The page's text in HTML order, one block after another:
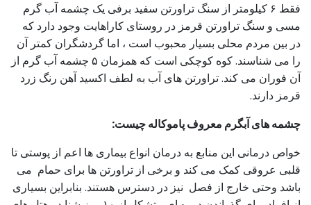
فقط ۶ کیلومتر از سنگ تراورتن سفید برفی یک چشمه آب گرم
مسی و سنگ تراورتن قرمز در روستای کاراهایت وجود دارد که
در بین مردم محلی بسیار محبوب است ، اما گردشگران کمتر آن
را می شناسند. کوه کوچکی است که همزمان ۵ چشمه آب گرم از
آن فوران می کند. تراورتن های آب به لطف اکسید آهن رنگ زرد
قرمز دارند.
چشمه های آبگرم معروف پاموکاله چیست:
خواص درمانی این منابع به درمان انواع بیماری ها اعم از پوستی تا
قلبی عروقی کمک می کند و برخی از تراورتن ها برای حمام می
باشد وحتی خارج از فصل نیز در دسترس هستند. بنابراین بسیاری